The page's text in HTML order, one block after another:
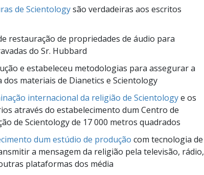
de Scientologysão verdadeiras aos escritos
restauração de propriedades de áudio para
do Sr. Hubbard
e estabeleceu metodologias para assegurar a
materiais de Dianetics e Scientology
internacional da religião de Scientologye os
através do estabelecimento dum Centro de
de Scientology de 17 000 metros quadrados
dum estúdio de produção com tecnologia de
a mensagem da religião pela televisão, rádio,
plataformas dos média